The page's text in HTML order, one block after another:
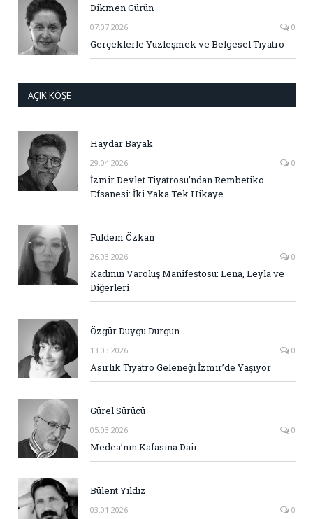
Dikmen Gürün
07.07.2026 0
Gerçeklerle Yüzleşmek ve Belgesel Tiyatro
AÇIK KÖŞE
Haydar Bayak
29.04.2026 0
İzmir Devlet Tiyatrosu’ndan Rembetiko
Efsanesi: İki Yaka Tek Hikaye
Fuldem Özkan
26.03.2026 0
Kadının Varoluş Manifestosu: Lena, Leyla ve
Diğerleri
Özgür Duygu Durgun
13.03.2026 0
Asırlık Tiyatro Geleneği İzmir’de Yaşıyor
Gürel Sürücü
05.03.2026 0
Medea’nın Kafasına Dair
Bülent Yıldız
03.01.2026 0